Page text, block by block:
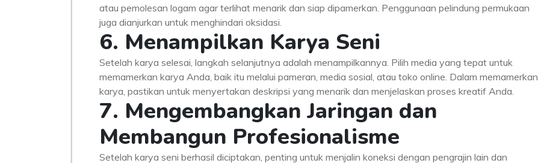
atau pemolesan logam agar terlihat menarik dan siap dipamerkan. Penggunaan pelindung permukaan
juga dianjurkan untuk menghindari oksidasi.
6. Menampilkan Karya Seni
Setelah karya selesai, langkah selanjutnya adalah menampilkannya. Pilih media yang tepat untuk
memamerkan karya Anda, baik itu melalui pameran, media sosial, atau toko online. Dalam memamerkan
karya, pastikan untuk menyertakan deskripsi yang menarik dan menjelaskan proses kreatif Anda.
7. Mengembangkan Jaringan dan
Membangun Profesionalisme
Setelah karya seni berhasil diciptakan, penting untuk menjalin koneksi dengan pengrajin lain dan